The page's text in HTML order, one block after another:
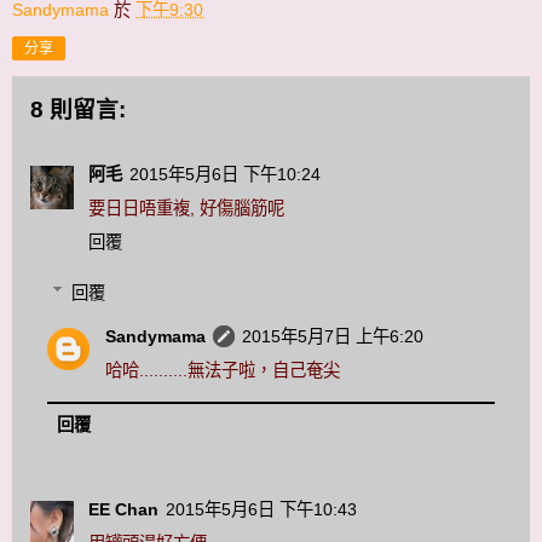
Sandymama 於 下午9:30
分享
8 則留言:
阿毛 2015年5月6日 下午10:24
要日日唔重複, 好傷腦筋呢
回覆
回覆
Sandymama
2015年5月7日 上午6:20
哈哈..........無法子啦，自己奄尖
回覆
EE Chan 2015年5月6日 下午10:43